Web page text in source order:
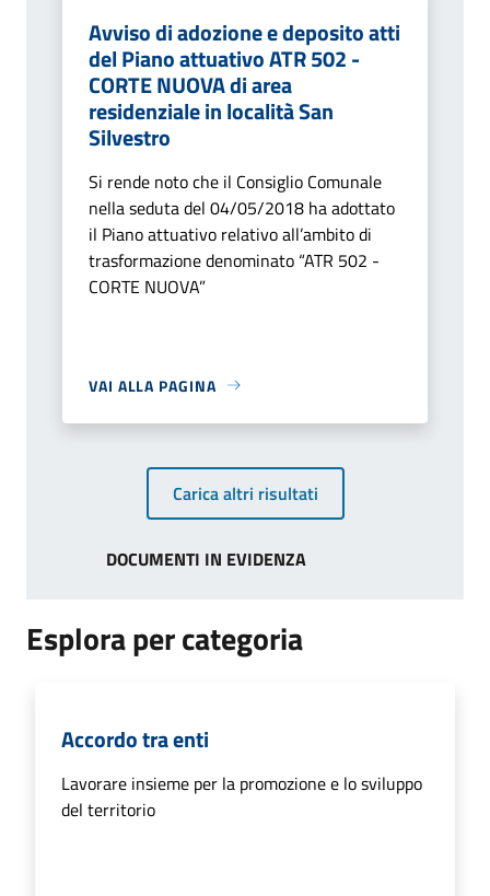
Avviso di adozione e deposito atti
del Piano attuativo ATR 502 -
CORTE NUOVA di area
residenziale in località San
Silvestro
Si rende noto che il Consiglio Comunale
nella seduta del 04/05/2018 ha adottato
il Piano attuativo relativo all’ambito di
trasformazione denominato “ATR 502 -
CORTE NUOVA”
VAI ALLA PAGINA
Carica altri risultati
DOCUMENTI IN EVIDENZA
Esplora per categoria
Accordo tra enti
Lavorare insieme per la promozione e lo sviluppo
del territorio